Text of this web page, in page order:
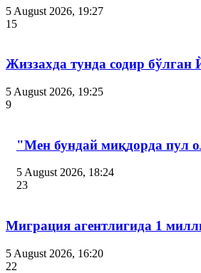
5 August 2026, 19:27
15
Жиззахда тунда содир
5 August 2026, 19:25
9
"Мен бундай миқдорда пул
5 August 2026, 18:24
23
Миграция агентлигида 1
5 August 2026, 16:20
22